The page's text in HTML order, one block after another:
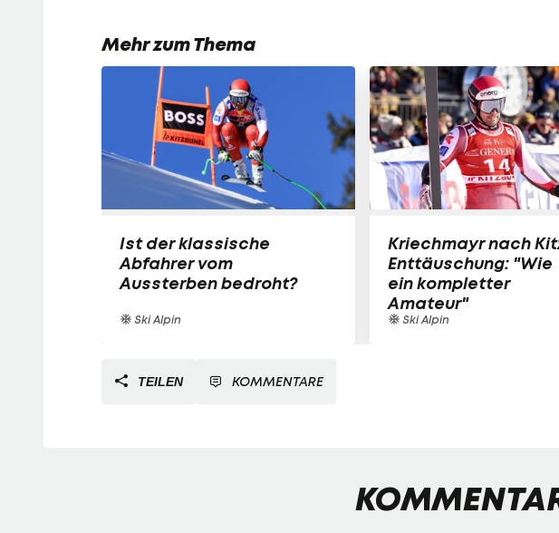
Mehr zum Thema
Ist der klassische
Abfahrer vom
Aussterben bedroht?
Ski Alpin
Kriechmayr nach
Enttäuschung: "Wie
ein kompletter
Amateur"
Ski Alpin
TEILEN KOMMENTARE